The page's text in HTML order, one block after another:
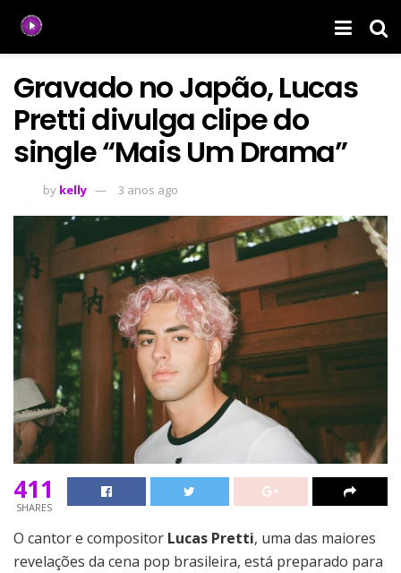
Gravado no Japão, Lucas
Pretti divulga clipe do
single “Mais Um Drama”
by kelly 3 anos ago
411
SHARES
O cantor e compositor Lucas Pretti, uma das maiores
revelações da cena pop brasileira, está preparado para